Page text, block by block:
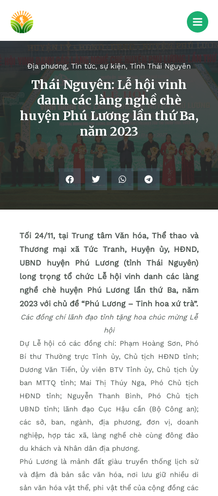
Địa phương, Tin tức, sự kiện, Tỉnh Thái Nguyên
Thái Nguyên: Lễ hội vinh
danh các làng nghề chè
huyện Phú Lương lần thứ Ba,
năm 2023
Tối 24/11, tại Trung tâm Văn hóa, Thể thao và
Thương mại xã Tức Tranh, Huyện ủy, HĐND,
UBND huyện Phú Lương (tỉnh Thái Nguyên)
long trọng tổ chức Lễ hội vinh danh các làng
nghề chè huyện Phú Lương lần thứ Ba, năm
2023 với chủ đề “Phú Lương – Tinh hoa xứ trà”.
Các đồng chí lãnh đạo tỉnh tặng hoa chúc mừng Lễ
hội
Dự Lễ hội có các đồng chí: Phạm Hoàng Sơn, Phó
Bí thư Thường trực Tỉnh ủy, Chủ tịch HĐND tỉnh;
Dương Văn Tiến, Ủy viên BTV Tỉnh ủy, Chủ tịch Ủy
ban MTTQ tỉnh; Mai Thị Thúy Nga, Phó Chủ tịch
HĐND tỉnh; Nguyễn Thanh Bình, Phó Chủ tịch
UBND tỉnh; lãnh đạo Cục Hậu cần (Bộ Công an);
các sở, ban, ngành, địa phương, đơn vị, doanh
nghiệp, hợp tác xã, làng nghề chè cùng đông đảo
du khách và Nhân dân địa phương.
Phú Lương là mảnh đất giàu truyền thống lịch sử
và đậm đà bản sắc văn hóa, nơi lưu giữ nhiều di
sản văn hóa vật thể, phi vật thể của cộng đồng các